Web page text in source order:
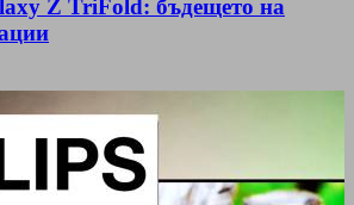
Z TriFold: бъдещето на